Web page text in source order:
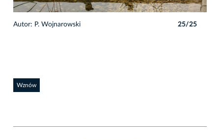
Autor: P. Wojnarowski 25/25
Wznów